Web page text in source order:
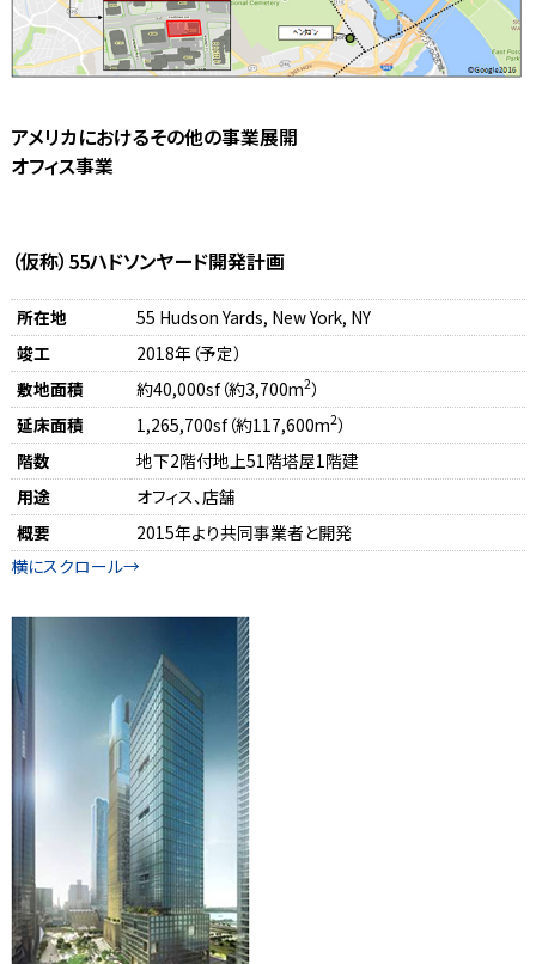
アメリカにおけるその他の事業展開
オフィス事業
（仮称）55ハドソンヤード開発計画
所在地
55 Hudson Yards, New York, NY
竣工
2018年（予定）
敷地面積
約40,000sf（約3,700m2）
延床面積
1,265,700sf（約117,600m2）
階数
地下2階付地上51階塔屋1階建
用途
オフィス、店舗
概要
2015年より共同事業者と開発